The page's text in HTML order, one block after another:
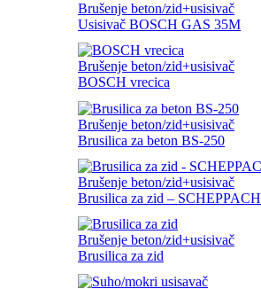
Brušenje beton/zid+usisivač
Usisivač BOSCH GAS 35M
Brušenje beton/zid+usisivač
BOSCH vrecica
Brušenje beton/zid+usisivač
Brusilica za beton BS-250
Brušenje beton/zid+usisivač
Brusilica za zid – SCHEPPACH
Brušenje beton/zid+usisivač
Brusilica za zid